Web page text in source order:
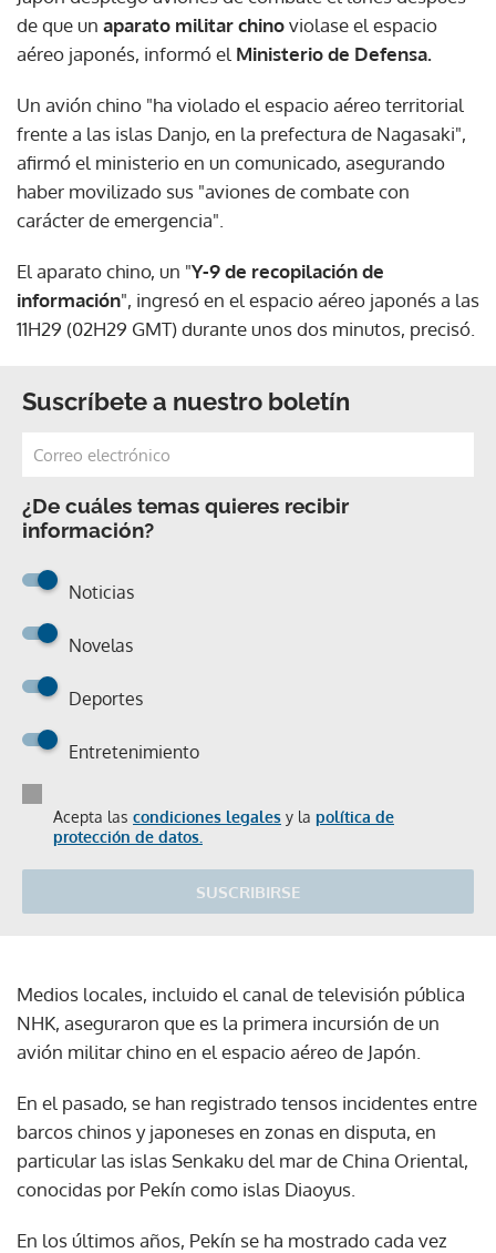
de que un aparato militar chinoviolase el espacio
aéreo japonés, informó el Ministerio de Defensa.
Un avión chino "ha violado el espacio aéreo territorial
frente a las islas Danjo, en la prefectura de Nagasaki",
afirmó el ministerio en un comunicado, asegurando
haber movilizado sus "aviones de combate con
carácter de emergencia".
El aparato chino, un "Y-9 de recopilación de
información", ingresó en el espacio aéreo japonés a las
11H29 (02H29 GMT) durante unos dos minutos, precisó.
Suscríbete a nuestro boletín
¿De cuáles temas quieres recibir
información?
Noticias
Novelas
Deportes
Entretenimiento
Acepta las condiciones legales y la política de
protección de datos.
SUSCRIBIRSE
Medios locales, incluido el canal de televisión pública
NHK, aseguraron que es la primera incursión de un
avión militar chino en el espacio aéreo de Japón.
En el pasado, se han registrado tensos incidentes entre
barcos chinos y japoneses en zonas en disputa, en
particular las islas Senkaku del mar de China Oriental,
conocidas por Pekín como islas Diaoyus.
En los últimos años, Pekín se ha mostrado cada vez